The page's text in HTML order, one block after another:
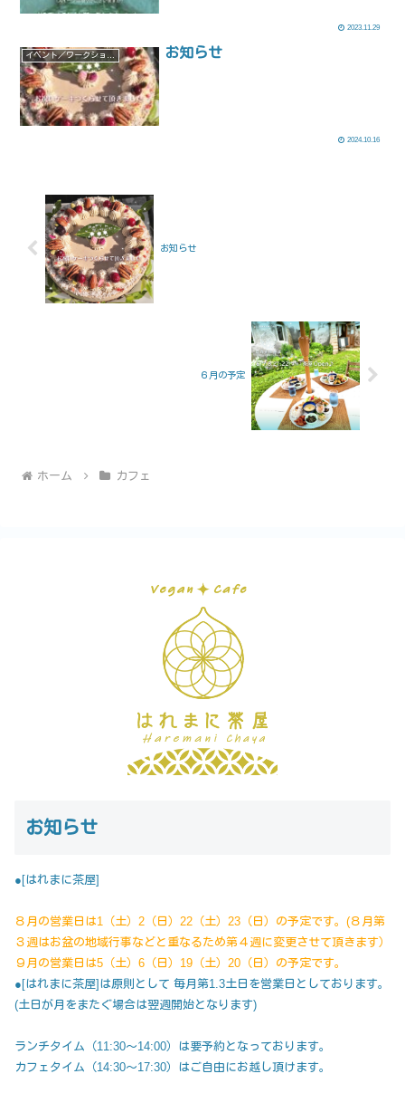
2023.11.29
イベント／ワークショップ お知らせ
2024.10.16
お知らせ
６月の予定
ホーム カフェ
お知らせ
●[はれまに茶屋]
８月の営業日は1（土）2（日）22（土）23（日）の予定です。(８月第
３週はお盆の地域行事などと重なるため第４週に変更させて頂きます）
９月の営業日は5（土）6（日）19（土）20（日）の予定です。
●[はれまに茶屋]は原則として 毎月第1.3土日を営業日としております。
(土日が月をまたぐ場合は翌週開始となります)
ランチタイム（11:30～14:00）は要予約となっております。
カフェタイム（14:30～17:30）はご自由にお越し頂けます。